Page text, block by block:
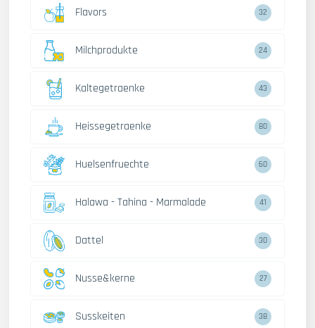
Flavors 32
Milchprodukte 24
Kaltegetraenke 43
Heissegetraenke 80
Huelsenfruechte 60
Halawa - Tahina - Marmalade 41
Dattel 30
Nusse&kerne 27
Susskeiten 38